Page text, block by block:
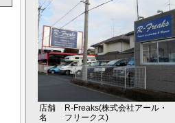
店舗
名
R-Freaks(株式会社アール・
フリークス)